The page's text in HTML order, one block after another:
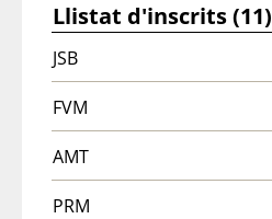
Llistat d'inscrits (11)
JSB
FVM
AMT
PRM